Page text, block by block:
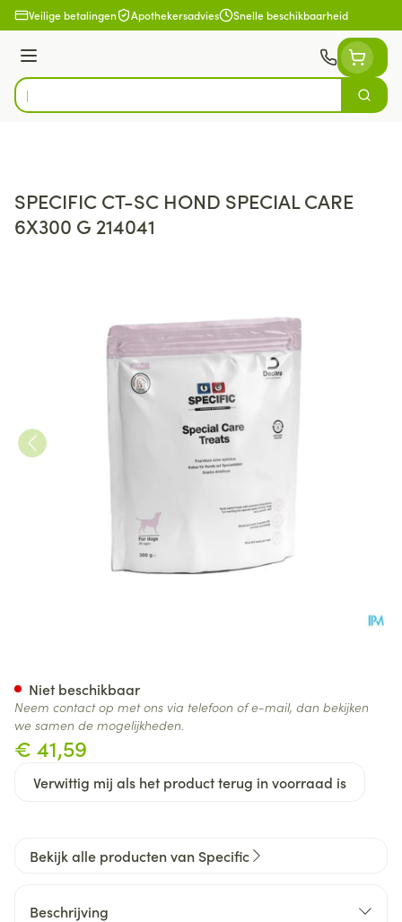
Ga naar de inhoud
Veilige betalingen Apothekersadvies Snelle beschikbaarheid
Menu
Product, merk, categorie...
Zoek
SPECIFIC CT-SC HOND SPECIAL CARE
6X300 G 214041
€ 41,59
Verwittig mij als het product terug in voorraad is
Niet beschikbaar
Neem contact op met ons via telefoon of e-mail, dan bekijken
we samen de mogelijkheden.
Bekijk alle producten van Specific
Beschrijving